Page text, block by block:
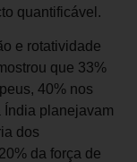
quantificável.
e rotatividade
que 33%
40% nos
Índia planejavam
dos
da força de